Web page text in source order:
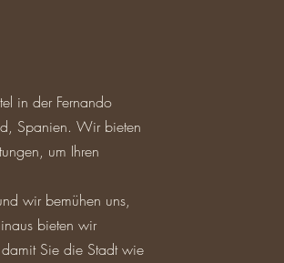
in der Fernando
Spanien. Wir bieten
um Ihren
wir bemühen uns,
bieten wir
Sie die Stadt wie